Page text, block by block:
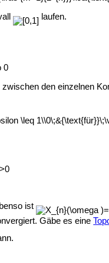
laufen.
den einzelnen
ist
Gäbe es eine